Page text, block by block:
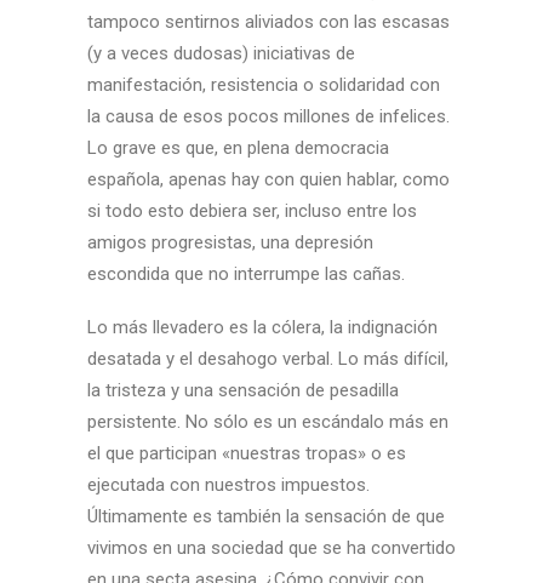
tampoco sentirnos aliviados con las escasas
(y a veces dudosas) iniciativas de
manifestación, resistencia o solidaridad con
la causa de esos pocos millones de infelices.
Lo grave es que, en plena democracia
española, apenas hay con quien hablar, como
si todo esto debiera ser, incluso entre los
amigos progresistas, una depresión
escondida que no interrumpe las cañas.
Lo más llevadero es la cólera, la indignación
desatada y el desahogo verbal. Lo más difícil,
la tristeza y una sensación de pesadilla
persistente. No sólo es un escándalo más en
el que participan «nuestras tropas» o es
ejecutada con nuestros impuestos.
Últimamente es también la sensación de que
vivimos en una sociedad que se ha convertido